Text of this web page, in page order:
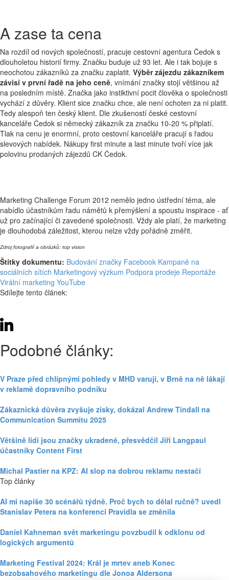
A zase ta cena
Na rozdíl od nových společností, pracuje cestovní agentura Čedok s
dlouholetou historií firmy. Značku buduje už 93 let. Ale i tak bojuje s
neochotou zákazníků za značku zaplatit. Výběr zájezdu zákazníkem
závisí v první řadě na jeho ceně, vnímání značky stojí většinou až
na posledním místě. Značka jako instiktivní pocit člověka o společnosti
vychází z důvěry. Klient sice značku chce, ale není ochoten za ni platit.
Tedy alespoň ten český klient. Dle zkušeností české cestovní
kanceláře Čedok si německý zákazník za značku 10-20 % připlatí.
Tlak na cenu je enormní, proto cestovní kanceláře pracují s řadou
slevových nabídek. Nákupy first minute a last minute tvoří více jak
polovinu prodaných zájezdů CK Čedok.
Marketing Challenge Forum 2012 nemělo jedno ústřední téma, ale
nabídlo účastníkům řadu námětů k přemýšlení a spoustu inspirace - ať
už pro začínající či zavedené společnosti. Vždy ale platí, že marketing
je dlouhodobá záležitost, kterou nelze vždy pořádně změřit.
Zdroj fotografií a obrázků: top vision
Štítky dokumentu: Budování značky Facebook Kampaně na
sociálních sítích Marketingový výzkum Podpora prodeje Reportáže
Virální marketing YouTube
Sdílejte tento článek:
Podobné články:
V Praze před chlípnými pohledy v MHD varují, v Brně na ně lákají
v reklamě dopravního podniku
Zákaznická důvěra zvyšuje zisky, dokázal Andrew Tindall na
Communication Summitu 2025
Většině lidí jsou značky ukradené, přesvědčil Jiří Langpaul
účastníky Content First
Michal Pastier na KPZ: AI slop na dobrou reklamu nestačí
Top články
AI mi napíše 30 scénářů týdně. Proč bych to dělal ručně? uvedl
Stanislav Petera na konferenci Pravidla se změnila
Daniel Kahneman svět marketingu povzbudil k odklonu od
logických argumentů
Marketing Festival 2024: Král je mrtev aneb Konec
bezobsahového marketingu dle Jonoa Aldersona